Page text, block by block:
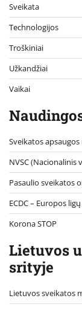
Sveikata
Technologijos
Troškiniai
Užkandžiai
Vaikai
Sveikatos
NVSC (Nacionalinis
Pasaulio sveikatos
ECDC – Europos
Korona STOP
Lietuvos
srityje
Lietuvos sveikatos